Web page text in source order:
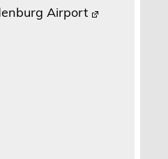
Airport